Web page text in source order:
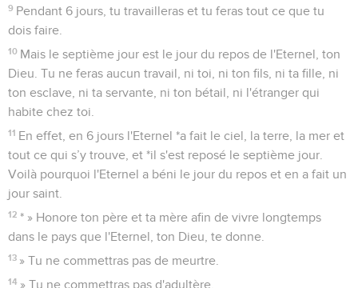
9 Pendant 6 jours, tu travailleras et tu feras tout ce que tu
dois faire.
10 Mais le septième jour est le jour du repos de l'Eternel, ton
Dieu. Tu ne feras aucun travail, ni toi, ni ton fils, ni ta fille, ni
ton esclave, ni ta servante, ni ton bétail, ni l'étranger qui
habite chez toi.
11 En effet, en 6 jours l'Eternel *a fait le ciel, la terre, la mer et
tout ce qui s’y trouve, et *il s'est reposé le septième jour.
Voilà pourquoi l'Eternel a béni le jour du repos et en a fait un
jour saint.
12 * » Honore ton père et ta mère afin de vivre longtemps
dans le pays que l'Eternel, ton Dieu, te donne.
13 » Tu ne commettras pas de meurtre.
14 » Tu ne commettras pas d'adultère.